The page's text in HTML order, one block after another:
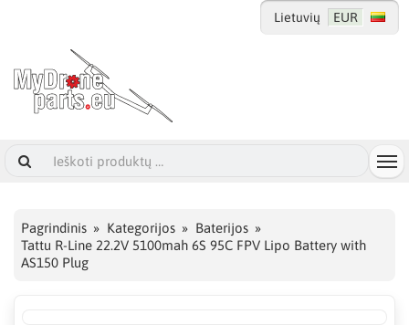
Lietuvių EUR
Pagrindinis Kategorijos
Baterijos
Tattu R-Line 22.2V 5100mah 6S 95C FPV Lipo Battery with
AS150 Plug